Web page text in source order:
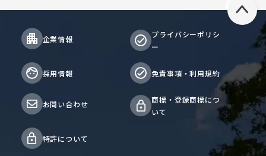
企業情報
採用情報
お問い合わせ
プライバシーポリシ
ー
免責事項・利用規約
特許について
商標・登録商標につ
いて